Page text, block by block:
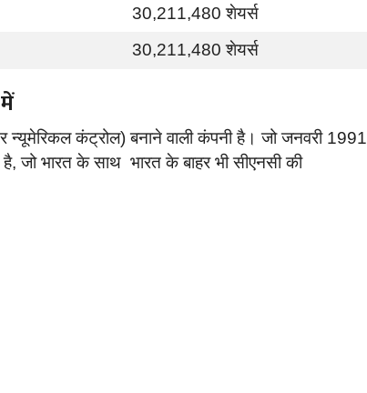
30,211,480 शेयर्स
30,211,480 शेयर्स
न्यूमेरिकल कंट्रोल) बनाने वाली कंपनी है। जो जनवरी 1991
है, जो भारत के साथ भारत के बाहर भी सीएनसी की